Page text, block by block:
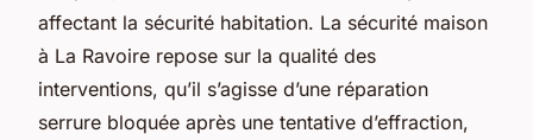
affectant la sécurité habitation. La sécurité maison
à La Ravoire repose sur la qualité des
interventions, qu’il s’agisse d’une réparation
serrure bloquée après une tentative d’effraction,